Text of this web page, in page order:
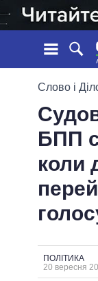
СТРІЧКА
ПОДІЇ
СТАТТІ
ОГЛЯДИ
УСІ
ГОЛОВИ
Слово і
БПП
коли
ПОЛІТИКА
20 вересня